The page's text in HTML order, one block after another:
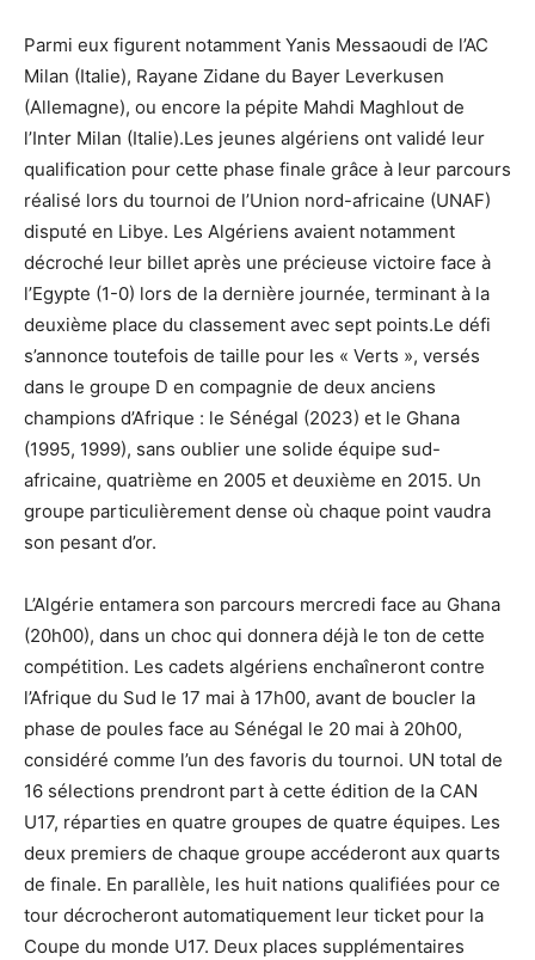
Parmi eux figurent notamment Yanis Messaoudi de l’AC
Milan (Italie), Rayane Zidane du Bayer Leverkusen
(Allemagne), ou encore la pépite Mahdi Maghlout de
l’Inter Milan (Italie).Les jeunes algériens ont validé leur
qualification pour cette phase finale grâce à leur parcours
réalisé lors du tournoi de l’Union nord-africaine (UNAF)
disputé en Libye. Les Algériens avaient notamment
décroché leur billet après une précieuse victoire face à
l’Egypte (1-0) lors de la dernière journée, terminant à la
deuxième place du classement avec sept points.Le défi
s’annonce toutefois de taille pour les « Verts », versés
dans le groupe D en compagnie de deux anciens
champions d’Afrique : le Sénégal (2023) et le Ghana
(1995, 1999), sans oublier une solide équipe sud-
africaine, quatrième en 2005 et deuxième en 2015. Un
groupe particulièrement dense où chaque point vaudra
son pesant d’or.
L’Algérie entamera son parcours mercredi face au Ghana
(20h00), dans un choc qui donnera déjà le ton de cette
compétition. Les cadets algériens enchaîneront contre
l’Afrique du Sud le 17 mai à 17h00, avant de boucler la
phase de poules face au Sénégal le 20 mai à 20h00,
considéré comme l’un des favoris du tournoi. UN total de
16 sélections prendront part à cette édition de la CAN
U17, réparties en quatre groupes de quatre équipes. Les
deux premiers de chaque groupe accéderont aux quarts
de finale. En parallèle, les huit nations qualifiées pour ce
tour décrocheront automatiquement leur ticket pour la
Coupe du monde U17. Deux places supplémentaires